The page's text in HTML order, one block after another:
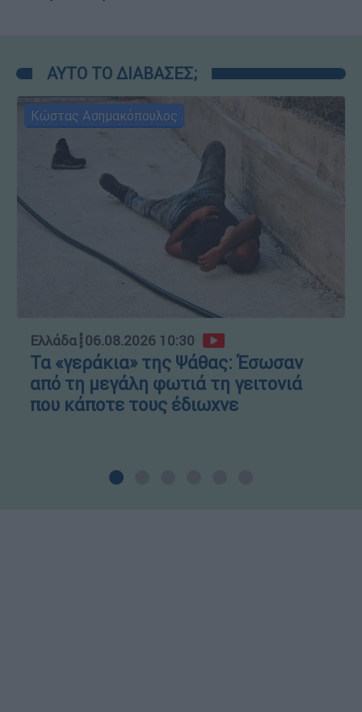
ΑΥΤΟ ΤΟ ΔΙΑΒΑΣΕΣ;
Κώστας Ασημακόπουλος
Ελλάδα┋06.08.2026 10:30
Τα «γεράκια» της Ψάθας: Έσωσαν
από τη μεγάλη φωτιά τη γειτονιά
που κάποτε τους έδιωχνε